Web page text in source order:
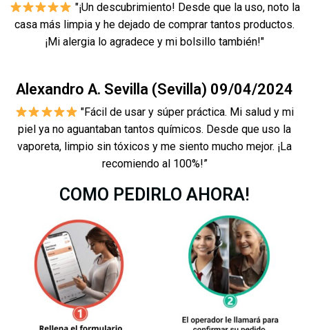
"¡Un descubrimiento! Desde que la uso, noto la
casa más limpia y he dejado de comprar tantos productos.
¡Mi alergia lo agradece y mi bolsillo también!"
Alexandro A. Sevilla (Sevilla) 09/04/2024
"Fácil de usar y súper práctica. Mi salud y mi
piel ya no aguantaban tantos químicos. Desde que uso la
vaporeta, limpio sin tóxicos y me siento mucho mejor. ¡La
recomiendo al 100%!”
COMO PEDIRLO AHORA!